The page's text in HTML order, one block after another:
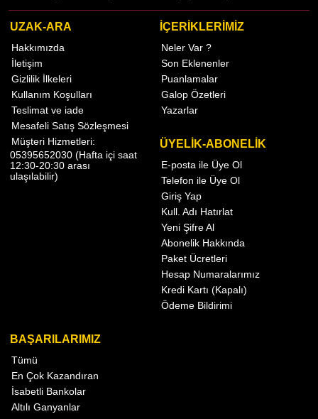
UZAK-ARA
Hakkımızda
İletişim
Gizlilik İlkeleri
Kullanım Koşulları
Teslimat ve iade
Mesafeli Satış Sözleşmesi
Müşteri Hizmetleri:
05395652030 (Hafta içi saat
12:30-20:30 arası
ulaşılabilir)
İÇERİKLERİMİZ
Neler Var ?
Son Eklenenler
Puanlamalar
Galop Özetleri
Yazarlar
ÜYELİK-ABONELİK
E-posta ile Üye Ol
Telefon ile Üye Ol
Giriş Yap
Kull. Adı Hatırlat
Yeni Şifre Al
Abonelik Hakkında
Paket Ücretleri
Hesap Numaralarımız
Kredi Kartı (Kapalı)
Ödeme Bildirimi
BAŞARILARIMIZ
Tümü
En Çok Kazandıran
İsabetli Bankolar
Altılı Ganyanlar